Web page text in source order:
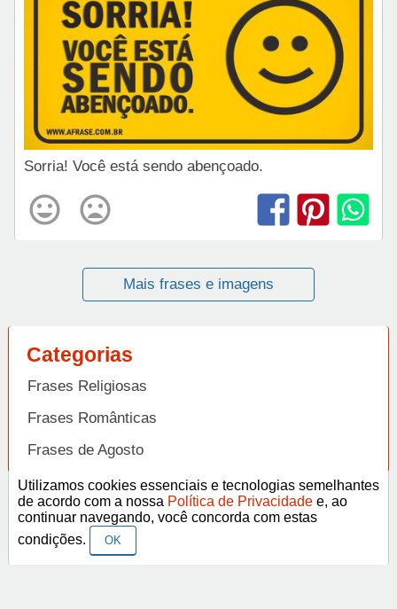
Sorria! Você está sendo abençoado.
Mais frases e imagens
Categorias
Frases Religiosas
Frases Românticas
Frases de Agosto
Frases de Agradecimento
Frases de Amizade
Frases de Amor
Utilizamos cookies essenciais e tecnologias semelhantes
de acordo com a nossa Política de Privacidade e, ao
continuar navegando, você concorda com estas
condições.
OK